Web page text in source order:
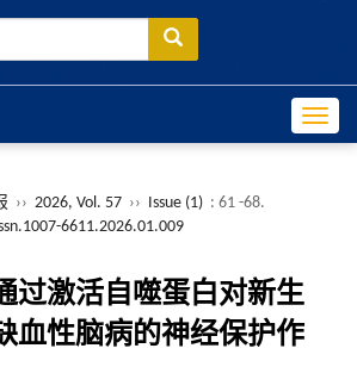
›› 2026, Vol. 57 ›› Issue (1) : 61 -68.
6611.2026.01.009
过激活自噬蛋白对新生
血性脑病的神经保护作